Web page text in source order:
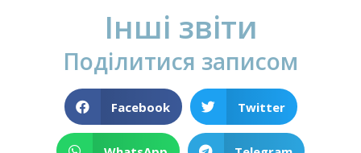
Інші звіти
Поділитися записом
Facebook Twitter